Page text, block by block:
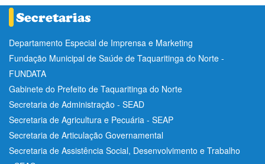
Departamento Especial de Imprensa e Marketing
Fundação Municipal de Saúde de Taquaritinga do Norte -
FUNDATA
Gabinete do Prefeito de Taquaritinga do Norte
Secretaria de Administração - SEAD
Secretaria de Agricultura e Pecuária - SEAP
Secretaria de Articulação Governamental
Secretaria de Assistência Social, Desenvolvimento e Trabalho